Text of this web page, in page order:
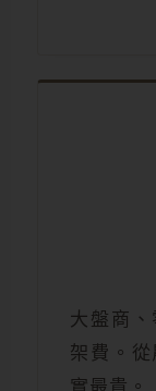
大盤商
架費。